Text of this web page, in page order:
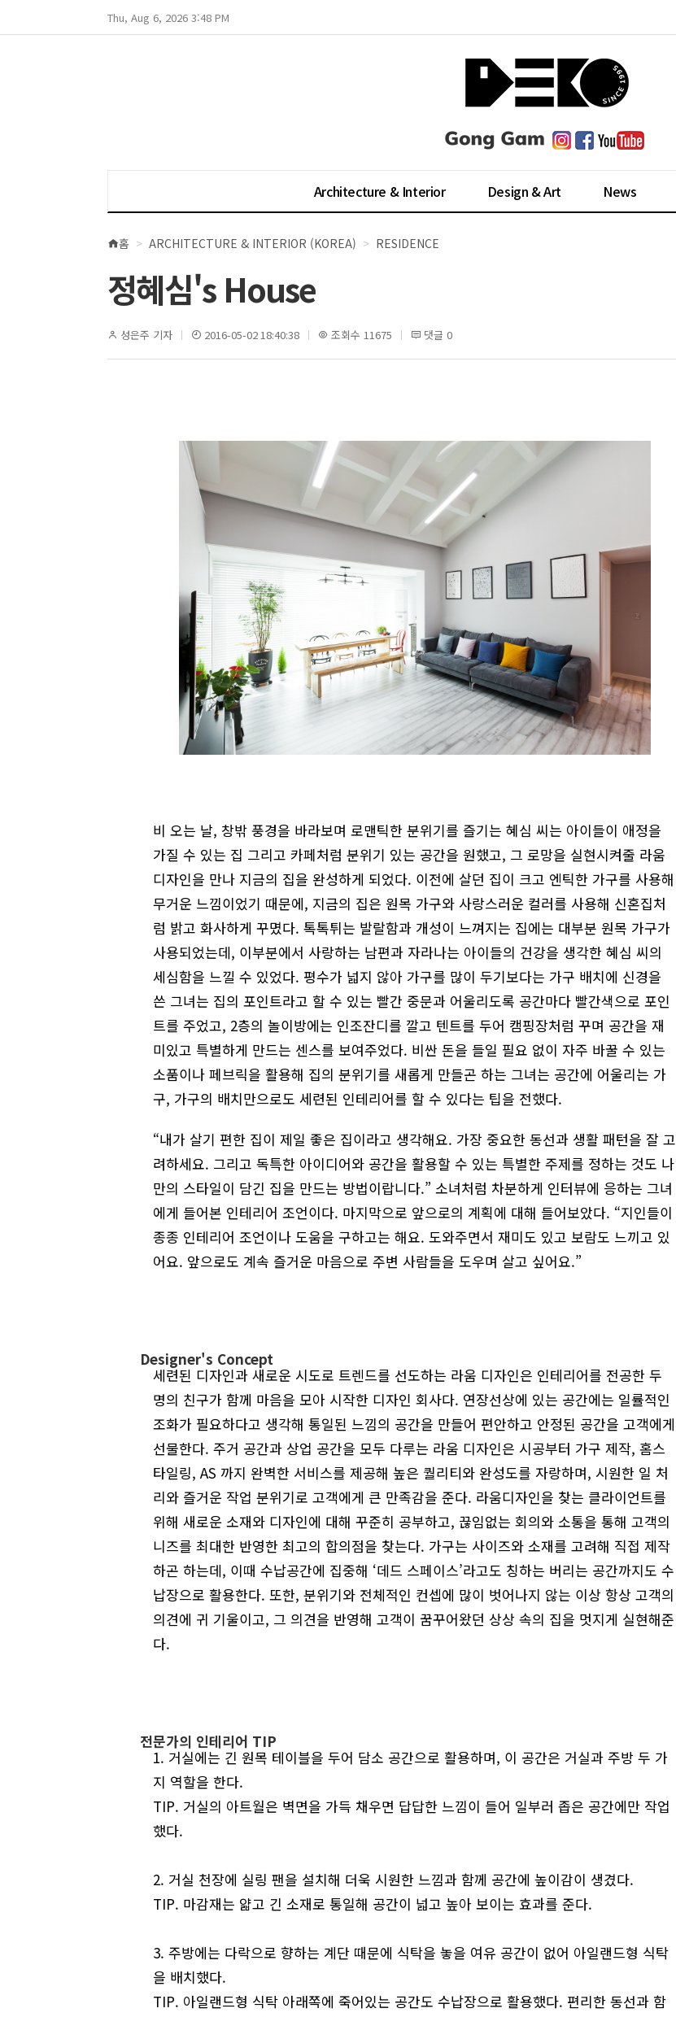
Thu, Aug 6, 2026 3:48 PM
Architecture & Interior Design & Art News
현
위
치
홈 ARCHITECTURE & INTERIOR (KOREA) RESIDENCE
정혜심's House
성은주 기자 2016-05-02 18:40:38 조회수 11675 댓글 0
비 오는 날, 창밖 풍경을 바라보며 로맨틱한 분위기를 즐기는 혜심 씨는 아이들이 애정을
가질 수 있는 집 그리고 카페처럼 분위기 있는 공간을 원했고, 그 로망을 실현시켜줄 라움
디자인을 만나 지금의 집을 완성하게 되었다. 이전에 살던 집이 크고 엔틱한 가구를 사용해
무거운 느낌이었기 때문에, 지금의 집은 원목 가구와 사랑스러운 컬러를 사용해 신혼집처
럼 밝고 화사하게 꾸몄다. 톡톡튀는 발랄함과 개성이 느껴지는 집에는 대부분 원목 가구가
사용되었는데, 이부분에서 사랑하는 남편과 자라나는 아이들의 건강을 생각한 혜심 씨의
세심함을 느낄 수 있었다. 평수가 넓지 않아 가구를 많이 두기보다는 가구 배치에 신경을
쓴 그녀는 집의 포인트라고 할 수 있는 빨간 중문과 어울리도록 공간마다 빨간색으로 포인
트를 주었고, 2층의 놀이방에는 인조잔디를 깔고 텐트를 두어 캠핑장처럼 꾸며 공간을 재
미있고 특별하게 만드는 센스를 보여주었다. 비싼 돈을 들일 필요 없이 자주 바꿀 수 있는
소품이나 페브릭을 활용해 집의 분위기를 새롭게 만들곤 하는 그녀는 공간에 어울리는 가
구, 가구의 배치만으로도 세련된 인테리어를 할 수 있다는 팁을 전했다.
“내가 살기 편한 집이 제일 좋은 집이라고 생각해요. 가장 중요한 동선과 생활 패턴을 잘 고
려하세요. 그리고 독특한 아이디어와 공간을 활용할 수 있는 특별한 주제를 정하는 것도 나
만의 스타일이 담긴 집을 만드는 방법이랍니다.” 소녀처럼 차분하게 인터뷰에 응하는 그녀
에게 들어본 인테리어 조언이다. 마지막으로 앞으로의 계획에 대해 들어보았다. “지인들이
종종 인테리어 조언이나 도움을 구하고는 해요. 도와주면서 재미도 있고 보람도 느끼고 있
어요. 앞으로도 계속 즐거운 마음으로 주변 사람들을 도우며 살고 싶어요.”
Designer's Concept
세련된 디자인과 새로운 시도로 트렌드를 선도하는 라움 디자인은 인테리어를 전공한 두
명의 친구가 함께 마음을 모아 시작한 디자인 회사다. 연장선상에 있는 공간에는 일률적인
조화가 필요하다고 생각해 통일된 느낌의 공간을 만들어 편안하고 안정된 공간을 고객에게
선물한다. 주거 공간과 상업 공간을 모두 다루는 라움 디자인은 시공부터 가구 제작, 홈스
타일링, AS 까지 완벽한 서비스를 제공해 높은 퀄리티와 완성도를 자랑하며, 시원한 일 처
리와 즐거운 작업 분위기로 고객에게 큰 만족감을 준다. 라움디자인을 찾는 클라이언트를
위해 새로운 소재와 디자인에 대해 꾸준히 공부하고, 끊임없는 회의와 소통을 통해 고객의
니즈를 최대한 반영한 최고의 합의점을 찾는다. 가구는 사이즈와 소재를 고려해 직접 제작
하곤 하는데, 이때 수납공간에 집중해 ‘데드 스페이스’라고도 칭하는 버리는 공간까지도 수
납장으로 활용한다. 또한, 분위기와 전체적인 컨셉에 많이 벗어나지 않는 이상 항상 고객의
의견에 귀 기울이고, 그 의견을 반영해 고객이 꿈꾸어왔던 상상 속의 집을 멋지게 실현해준
다.
전문가의 인테리어 TIP
1. 거실에는 긴 원목 테이블을 두어 담소 공간으로 활용하며, 이 공간은 거실과 주방 두 가
지 역할을 한다.
TIP. 거실의 아트월은 벽면을 가득 채우면 답답한 느낌이 들어 일부러 좁은 공간에만 작업
했다.
2. 거실 천장에 실링 팬을 설치해 더욱 시원한 느낌과 함께 공간에 높이감이 생겼다.
TIP. 마감재는 얇고 긴 소재로 통일해 공간이 넓고 높아 보이는 효과를 준다.
3. 주방에는 다락으로 향하는 계단 때문에 식탁을 놓을 여유 공간이 없어 아일랜드형 식탁
을 배치했다.
TIP. 아일랜드형 식탁 아래쪽에 죽어있는 공간도 수납장으로 활용했다. 편리한 동선과 함